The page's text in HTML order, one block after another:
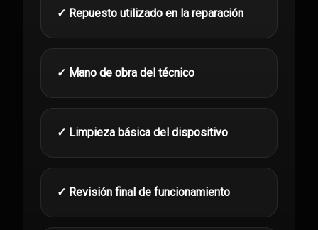
✓ Repuesto utilizado en la reparación
✓ Mano de obra del técnico
✓ Limpieza básica del dispositivo
✓ Revisión final de funcionamiento